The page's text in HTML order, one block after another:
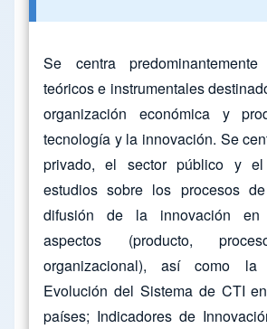
Se centra
teóricos e instrumentales
organización económica y
tecnología y la innovación. Se
privado, el sector público y el
estudios sobre los procesos
difusión de la innovación en
aspectos (producto,
organizacional), así como la
Evolución del Sistema de CTI
países; Indicadores de